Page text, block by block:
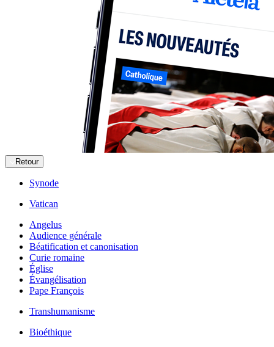
Retour
Synode
Vatican
Angelus
Audience générale
Béatification et canonisation
Curie romaine
Église
Évangélisation
Pape François
Transhumanisme
Bioéthique